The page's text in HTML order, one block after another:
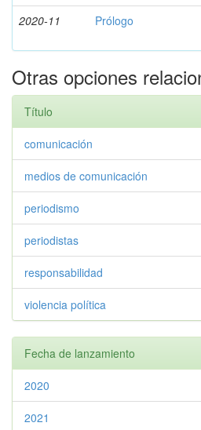
2020-11 Prólogo
Otras opciones
Título
comunicación
medios de comunicación
periodismo
periodistas
responsabilidad
violencia política
Fecha de lanzamiento
2020
2021